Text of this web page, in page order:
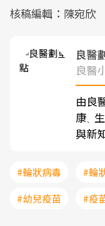
核稿編輯：陳宛欣
良醫
良醫
由良
康、
與新
#輪狀病毒 #輪
#幼兒疫苗
#疫